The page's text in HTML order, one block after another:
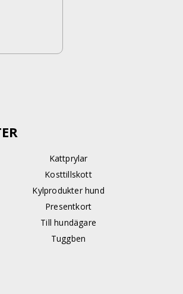
Kattprylar
Kosttillskott
Kylprodukter hund
Presentkort
Till hundägare
Tuggben